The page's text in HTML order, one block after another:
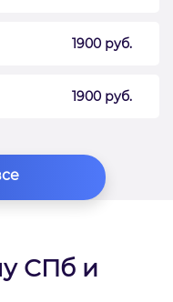
1900 руб.
1900 руб.
СПб и